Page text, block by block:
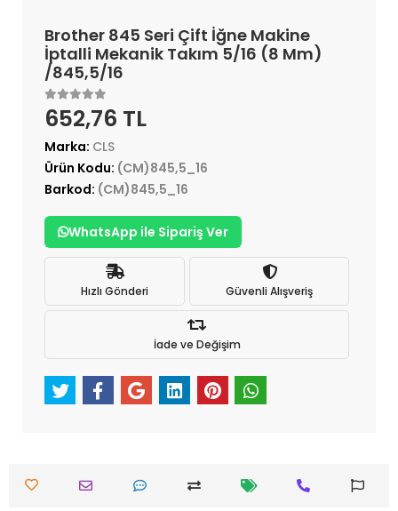
Brother 845 Seri Çift İğne Makine
İptalli Mekanik Takım 5/16 (8 Mm)
/845,5/16
652,76 TL
Marka: CLS
Ürün Kodu: (CM)845,5_16
Barkod: (CM)845,5_16
WhatsApp ile Sipariş Ver
Hızlı Gönderi Güvenli Alışveriş
İade ve Değişim